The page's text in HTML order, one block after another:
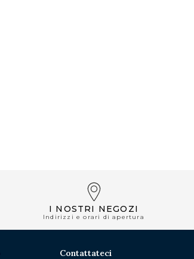
I NOSTRI NEGOZI
Indirizzi e orari di apertura
Contattateci